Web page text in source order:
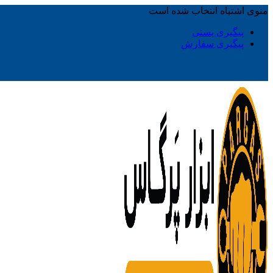
منوی اشتباه انتخاب شده است
پیگیری پستی
پیگیری سفارش